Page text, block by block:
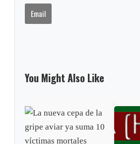
Email
You Might Also Like